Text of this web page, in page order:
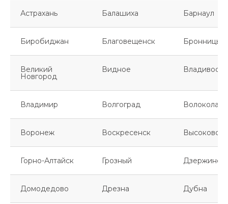
Астрахань Балашиха Барнаул
Биробиджан Благовещенск Бронницы
Великий
Новгород
Видное
Владимир Волгоград
Воронеж Воскресенск Высоковск
Горно-Алтайск Грозный
Домодедово Дрезна Дубна